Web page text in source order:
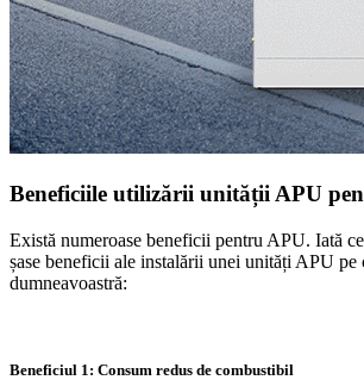
Beneficiile utilizării unității APU
Există numeroase beneficii pentru APU. Iată
șase beneficii ale instalării unei unități APU pe
dumneavoastră:
Beneficiul 1: Consum redus de combustibil